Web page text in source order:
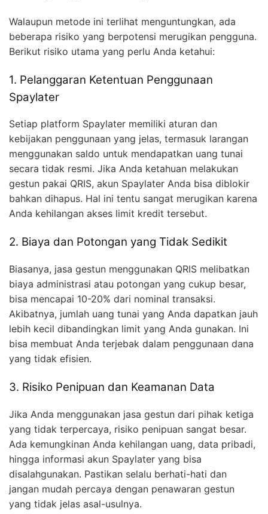
Walaupun metode ini terlihat menguntungkan, ada
beberapa risiko yang berpotensi merugikan pengguna.
Berikut risiko utama yang perlu Anda ketahui:
1. Pelanggaran Ketentuan Penggunaan
Spaylater
Setiap platform Spaylater memiliki aturan dan
kebijakan penggunaan yang jelas, termasuk larangan
menggunakan saldo untuk mendapatkan uang tunai
secara tidak resmi. Jika Anda ketahuan melakukan
gestun pakai QRIS, akun Spaylater Anda bisa diblokir
bahkan dihapus. Hal ini tentu sangat merugikan karena
Anda kehilangan akses limit kredit tersebut.
2. Biaya dan Potongan yang Tidak Sedikit
Biasanya, jasa gestun menggunakan QRIS melibatkan
biaya administrasi atau potongan yang cukup besar,
bisa mencapai 10-20% dari nominal transaksi.
Akibatnya, jumlah uang tunai yang Anda dapatkan jauh
lebih kecil dibandingkan limit yang Anda gunakan. Ini
bisa membuat Anda terjebak dalam penggunaan dana
yang tidak efisien.
3. Risiko Penipuan dan Keamanan Data
Jika Anda menggunakan jasa gestun dari pihak ketiga
yang tidak terpercaya, risiko penipuan sangat besar.
Ada kemungkinan Anda kehilangan uang, data pribadi,
hingga informasi akun Spaylater yang bisa
disalahgunakan. Pastikan selalu berhati-hati dan
jangan mudah percaya dengan penawaran gestun
yang tidak jelas asal-usulnya.